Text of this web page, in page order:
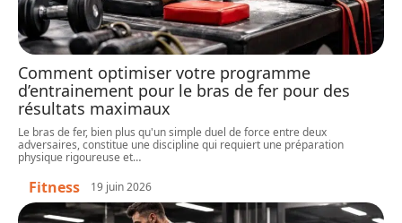
Comment optimiser votre programme
d’entrainement pour le bras de fer pour des
résultats maximaux
Le bras de fer, bien plus qu'un simple duel de force entre deux
adversaires, constitue une discipline qui requiert une préparation
physique rigoureuse et…
Fitness 19 juin 2026